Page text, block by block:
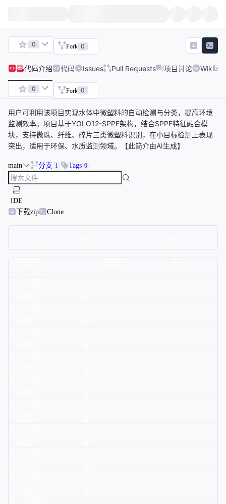
0 Fork 0
代码介绍 代码 Issues Pull Requests 项目讨论 Wiki
0 Fork 0
用户可利用该项目实现水体中微塑料的自动检测与分类，提高环境
监测效率。项目基于YOLO12-SPPF架构，结合SPPF特征融合模
块，支持微珠、纤维、碎片三类微塑料识别，在小目标检测上表现
突出，适用于环保、水质监测领域。【此简介由AI生成】
main 分支 1 Tags 0
IDE
下载zip
Clone